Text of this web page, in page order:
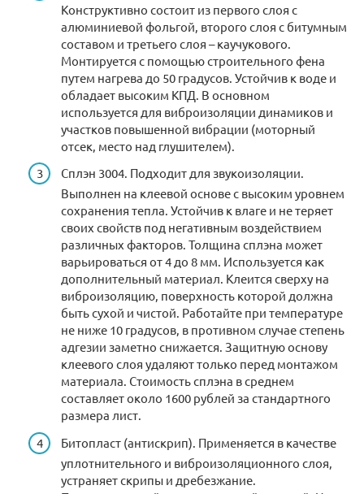
Конструктивно состоит из первого слоя с
алюминиевой фольгой, второго слоя с битумным
составом и третьего слоя – каучукового.
Монтируется с помощью строительного фена
путем нагрева до 50 градусов. Устойчив к воде и
обладает высоким КПД. В основном
используется для виброизоляции динамиков и
участков повышенной вибрации (моторный
отсек, место над глушителем).
Сплэн 3004. Подходит для звукоизоляции.
Выполнен на клеевой основе с высоким уровнем
сохранения тепла. Устойчив к влаге и не теряет
своих свойств под негативным воздействием
различных факторов. Толщина сплэна может
варьироваться от 4 до 8 мм. Используется как
дополнительный материал. Клеится сверху на
виброизоляцию, поверхность которой должна
быть сухой и чистой. Работайте при температуре
не ниже 10 градусов, в противном случае степень
адгезии заметно снижается. Защитную основу
клеевого слоя удаляют только перед монтажом
материала. Стоимость сплэна в среднем
составляет около 1600 рублей за стандартного
размера лист.
Битопласт (антискрип). Применяется в качестве
уплотнительного и виброизоляционного слоя,
устраняет скрипы и дребезжание.